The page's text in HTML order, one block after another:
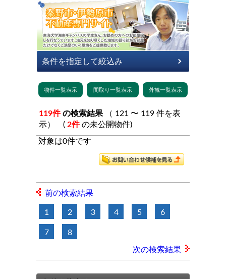
119件 の検索結果
示） ( 2件 の未公開物件)
対象は0件です
前の検索結果
1 2 3 4 5 6
7 8
次の検索結果